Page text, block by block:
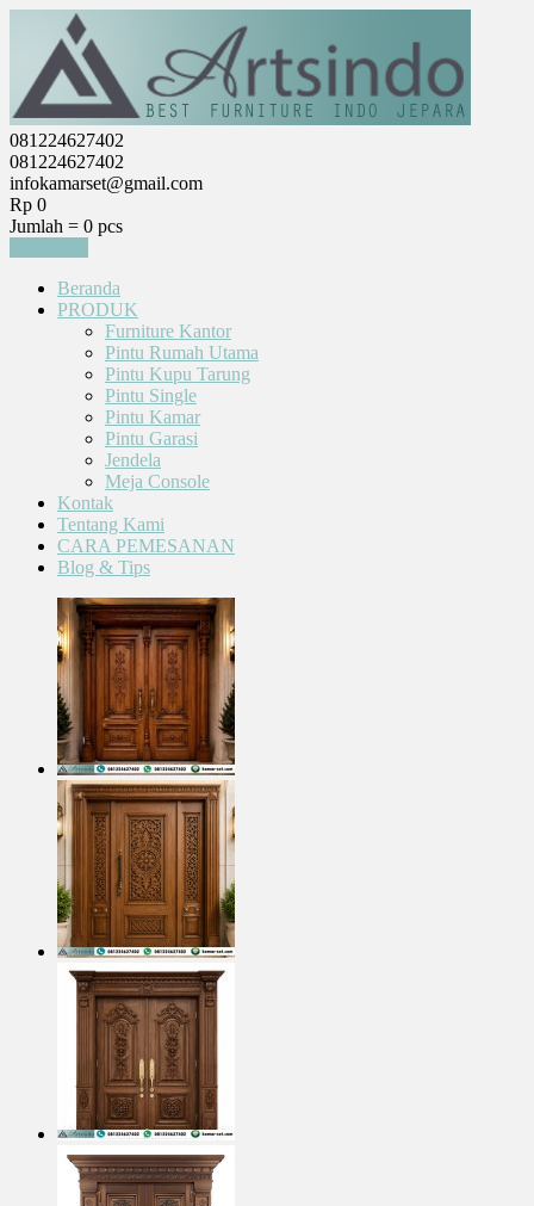
081224627402
081224627402
infokamarset@gmail.com
Rp 0
Jumlah = 0 pcs
Beranda
PRODUK
Furniture Kantor
Pintu Rumah Utama
Pintu Kupu Tarung
Pintu Single
Pintu Kamar
Pintu Garasi
Jendela
Meja Console
Kontak
Tentang Kami
CARA PEMESANAN
Blog & Tips